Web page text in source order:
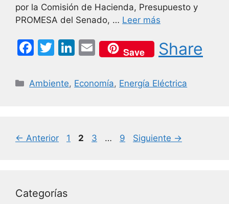
por la Comisión de Hacienda, Presupuesto y
PROMESA del Senado, … Leer más
F
c
o
T
itt
Li
k
n
E
m
ai
Save Share
Categorías
Ambiente, Economía, Energía Eléctrica
← Anterior Página
1 Página
2 Página
3 … Página
9 Siguiente →
Categorías